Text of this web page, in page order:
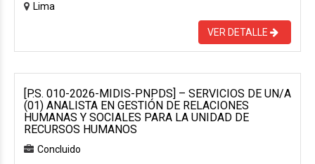
Lima
VER DETALLE
[P.S. 010-2026-MIDIS-PNPDS] – SERVICIOS DE UN/A
(01) ANALISTA EN GESTIÓN DE RELACIONES
HUMANAS Y SOCIALES PARA LA UNIDAD DE
RECURSOS HUMANOS
Concluido